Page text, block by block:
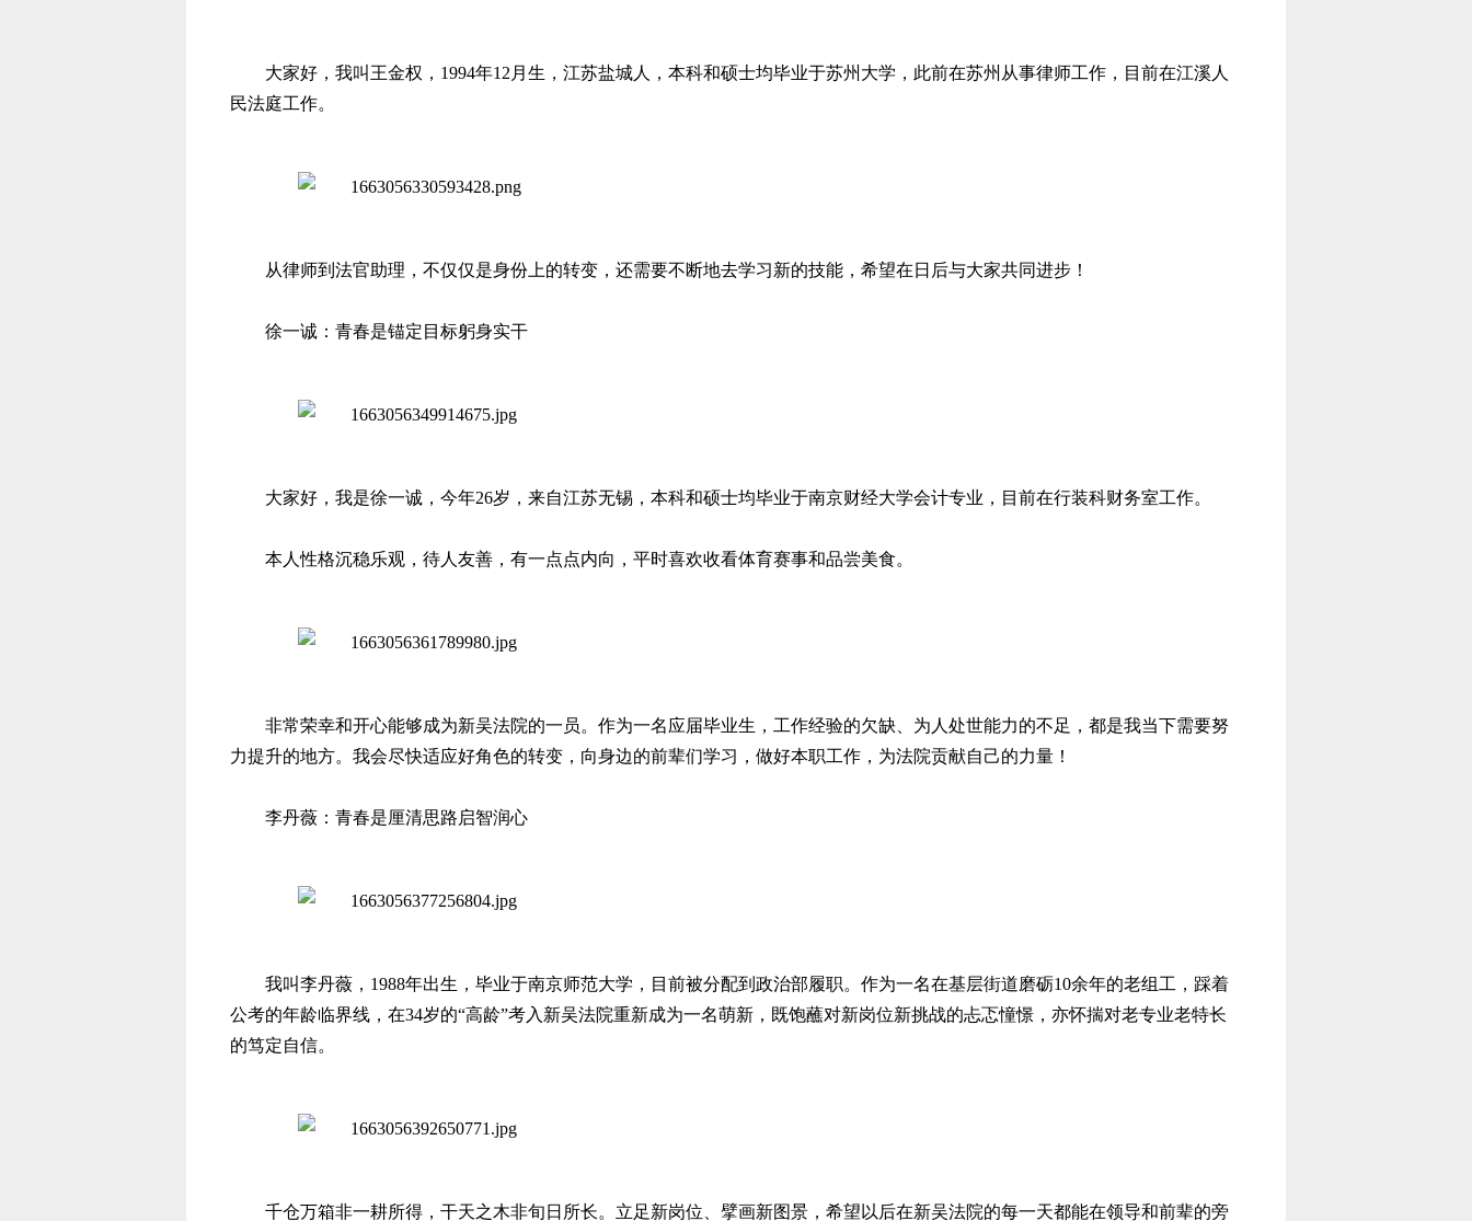
大家好，我叫王金权， 1994年12月生，江苏盐城人，本科和硕士均毕业于苏州大学，此前在苏州从事律师工作，目前在江溪人
民法庭工作。
从律师到法官助理，不仅仅是身份上的转变，还需要不断地去学习新的技能，希望在日后与大家共同进步！
徐一诚：青春是锚定目标躬身实干
大家好，我是徐一诚，今年26岁，来自江苏无锡，本科和硕士均毕业于南京财经大学会计专业，目前在行装科财务室工作。
本人性格沉稳乐观，待人友善，有一点点内向，平时喜欢收看体育赛事和品尝美食。
非常荣幸和开心能够成为新吴法院的一员。作为一名应届毕业生，工作经验的欠缺、为人处世能力的不足，都是我当下需要努
力提升的地方。我会尽快适应好角色的转变，向身边的前辈们学习，做好本职工作，为法院贡献自己的力量！
李丹薇：青春是厘清思路启智润心
我叫李丹薇， 1988年出生，毕业于南京师范大学，目前被分配到政治部履职。作为一名在基层街道磨砺10余年的老组工，踩着
公考的年龄临界线，在34岁的“高龄”考入新吴法院重新成为一名萌新，既饱蘸对新岗位新挑战的忐忑憧憬，亦怀揣对老专业老特长
的笃定自信。
千仓万箱非一耕所得，干天之木非旬日所长。立足新岗位、擘画新图景，希望以后在新吴法院的每一天都能在领导和前辈的旁